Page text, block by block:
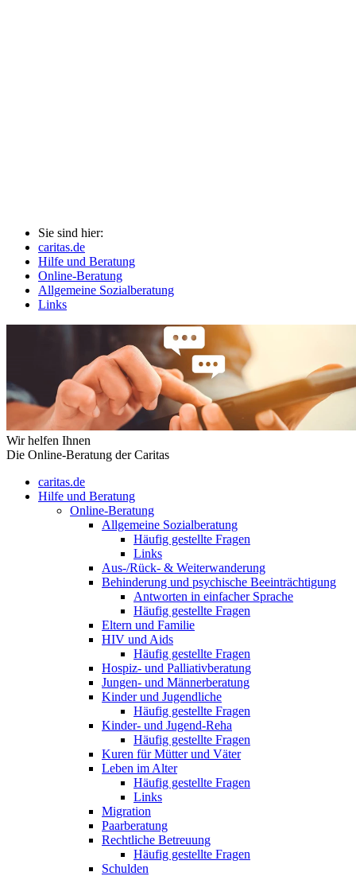
Sie sind hier:
caritas.de
Hilfe und Beratung
Online-Beratung
Allgemeine Sozialberatung
Links
Wir helfen Ihnen
Die Online-Beratung der Caritas
caritas.de
Hilfe und Beratung
Online-Beratung
Allgemeine Sozialberatung
Häufig gestellte Fragen
Links
Aus-/Rück- & Weiterwanderung
Behinderung und psychische Beeinträchtigung
Antworten in einfacher Sprache
Häufig gestellte Fragen
Eltern und Familie
HIV und Aids
Häufig gestellte Fragen
Hospiz- und Palliativberatung
Jungen- und Männerberatung
Kinder und Jugendliche
Häufig gestellte Fragen
Kinder- und Jugend-Reha
Häufig gestellte Fragen
Kuren für Mütter und Väter
Leben im Alter
Häufig gestellte Fragen
Links
Migration
Paarberatung
Rechtliche Betreuung
Häufig gestellte Fragen
Schulden